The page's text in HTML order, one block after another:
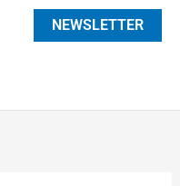
NEWSLETTER